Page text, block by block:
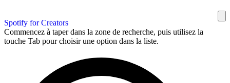
Spotify for Creators
Commencez à taper dans la zone de recherche, puis utilisez la
touche Tab pour choisir une option dans la liste.